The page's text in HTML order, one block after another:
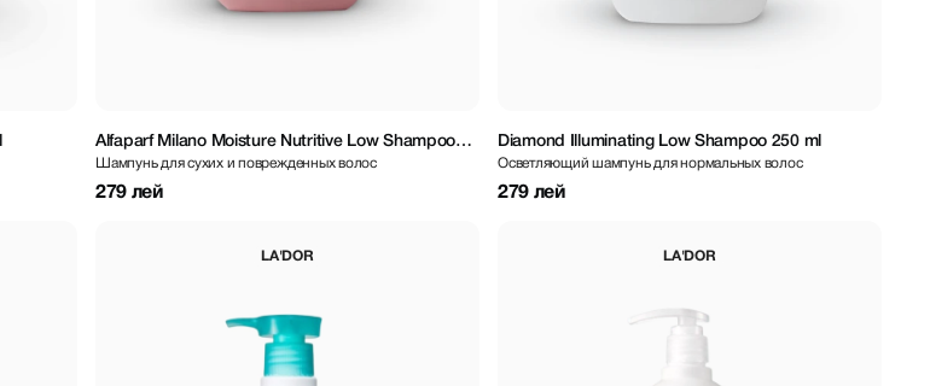
Alfaparf Milano Moisture Nutritive Low Shampoo
250 ml
Шампунь для сухих и поврежденных волос
279 лей
Diamond Illuminating Low Shampoo 250 ml
Осветляющий шампунь для нормальных волос
279 лей
LA'DOR LA'DOR